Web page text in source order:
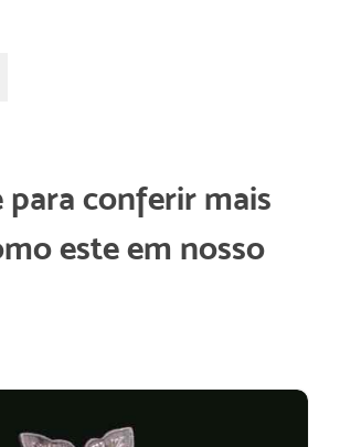
conferir mais
este em nosso